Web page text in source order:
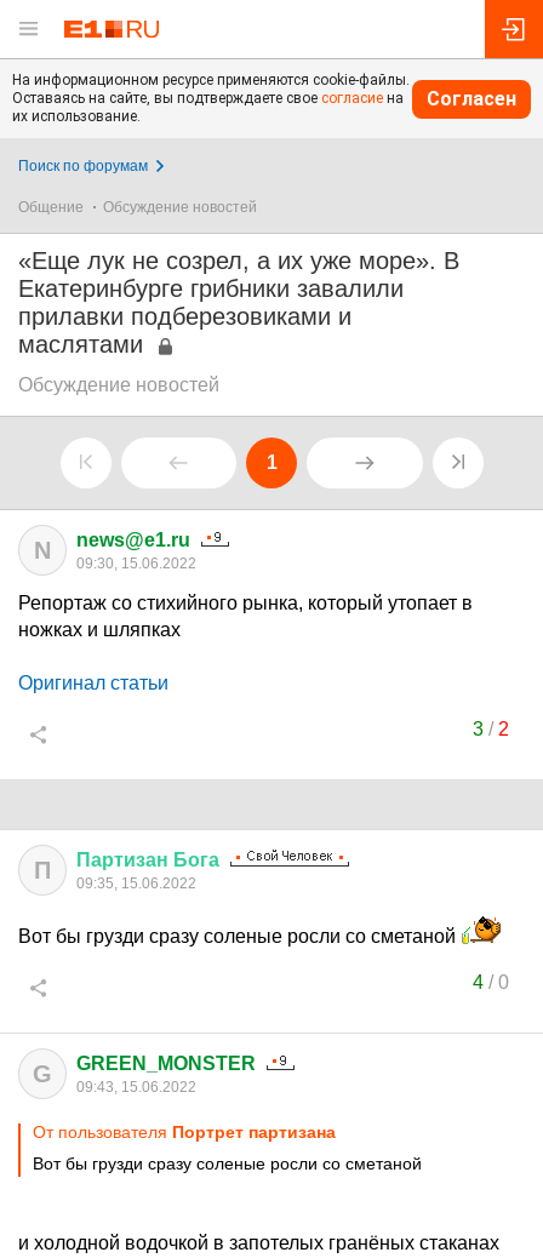
На информационном ресурсе применяются cookie-файлы.
Оставаясь на сайте, вы подтверждаете свое согласие на
их использование.
Согласен
Поиск по форумам
Общение Обсуждение новостей
«Еще лук не созрел, а их уже море». В
Екатеринбурге грибники завалили
прилавки подберезовиками и
маслятами
Обсуждение новостей
1
N news@e1.ru
09:30, 15.06.2022
Репортаж со стихийного рынка, который утопает в
ножках и шляпках
Оригинал статьи
3/ 2
П Партизан Бога
09:35, 15.06.2022
Вот бы грузди сразу соленые росли со сметаной
4/0
G GREEN_MONSTER
09:43, 15.06.2022
От пользователя Портрет партизана
Вот бы грузди сразу соленые росли со сметаной
и холодной водочкой в запотелых гранёных стаканах